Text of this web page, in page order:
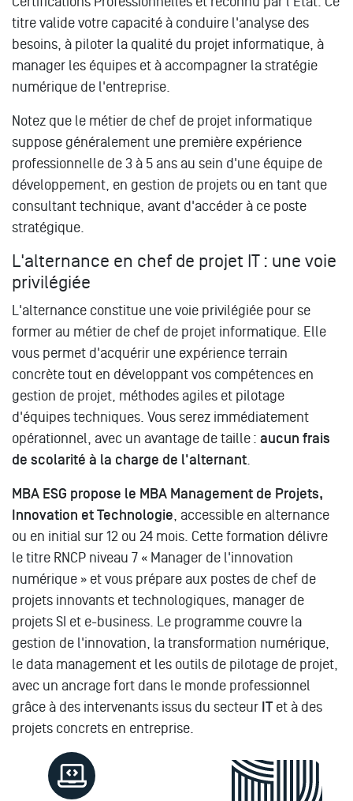
titre valide votre capacité à conduire l'analyse des
besoins, à piloter la qualité du projet informatique, à
manager les équipes et à accompagner la stratégie
numérique de l'entreprise.
Notez que le métier de chef de projet informatique
suppose généralement une première expérience
professionnelle de 3 à 5 ans au sein d'une équipe de
développement, en gestion de projets ou en tant que
consultant technique, avant d'accéder à ce poste
stratégique.
L'alternance en chef de projet IT : une voie
privilégiée
L'alternance constitue une voie privilégiée pour se
former au métier de chef de projet informatique. Elle
vous permet d'acquérir une expérience terrain
concrète tout en développant vos compétences en
gestion de projet, méthodes agiles et pilotage
d'équipes techniques. Vous serez immédiatement
opérationnel, avec un avantage de taille : aucun frais
de scolarité à la charge de l'alternant.
MBA ESG propose le MBA Management de Projets,
Innovation et Technologie, accessible en alternance
ou en initial sur 12 ou 24 mois. Cette formation délivre
le titre RNCP niveau 7 « Manager de l'innovation
numérique » et vous prépare aux postes de chef de
projets innovants et technologiques, manager de
projets SI et e-business. Le programme couvre la
gestion de l'innovation, la transformation numérique,
le data management et les outils de pilotage de projet,
avec un ancrage fort dans le monde professionnel
grâce à des intervenants issus du secteur ITet à des
projets concrets en entreprise.